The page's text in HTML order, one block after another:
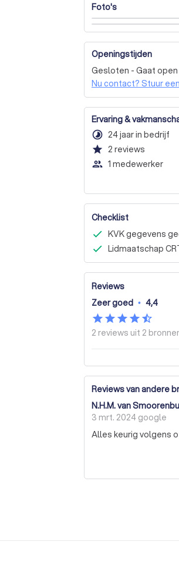
Foto's
Openingstijden
Gesloten - Gaat
Nu contact? Stuur
Ervaring &
timelapse 24 jaar in bedrijf
star 2 reviews
people_outline 1 medewerker
Checklist
KVK gegevens
Lidmaatschap
Reviews
Zeer goed • 4,4
2 reviews uit 2
Reviews van andere
N.H.M. van
3 mrt. 2024 google
Alles keurig volgens